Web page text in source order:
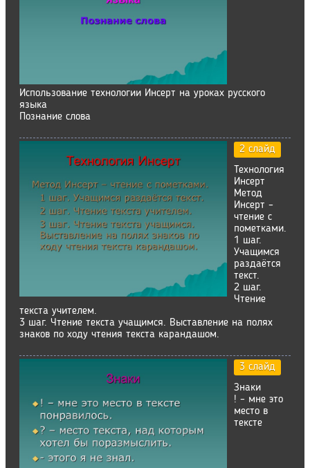
Использование технологии Инсерт на уроках русского
языка
Познание слова
2 слайд
Технология
Инсерт
Метод
Инсерт –
чтение с
пометками.
1 шаг.
Учащимся
раздаётся
текст.
2 шаг.
Чтение
текста учителем.
3 шаг. Чтение текста учащимся. Выставление на полях
знаков по ходу чтения текста карандашом.
3 слайд
Знаки
! – мне это
место в
тексте